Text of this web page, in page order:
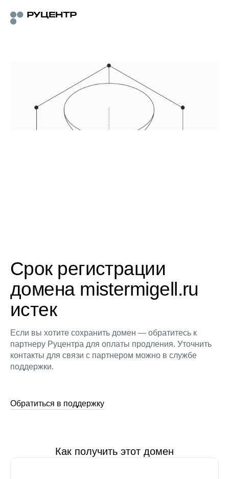
Срок регистрации
домена mistermigell.ru
истек
Если вы хотите сохранить домен — обратитесь к
партнеру Руцентра для оплаты продления. Уточнить
контакты для связи с партнером можно в службе
поддержки.
Обратиться в поддержку
Как получить этот домен